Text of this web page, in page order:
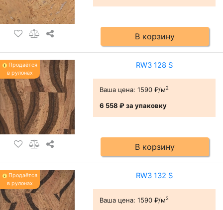
В корзину
Продаётся
в рулонах
RW3 128 S
Ваша цена: 1590 ₽/м2
6 558 ₽за упаковку
В корзину
Продаётся
в рулонах
RW3 132 S
Ваша цена: 1590 ₽/м2